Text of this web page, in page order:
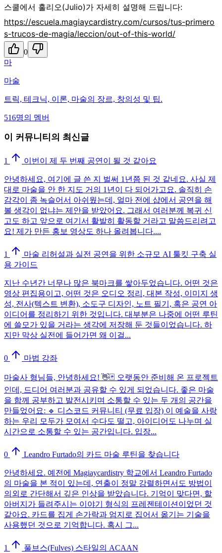
스쿨에서 훌리오(Julio)가 자세히 설명해 드립니다:
https://escuela.magiaycardistry.com/cursos/tus-primero
s-trucos-de-magia/leccion/out-of-this-world/
0
마
마술
트릭, 테크닉, 이론, 마술의 장르, 창의성 및 팁.
516명의 멤버
이 커뮤니티의 최신글
1 이번이 제 두 번째 공연이 될 것 같아요
안녕하세요, 여기에 글 쓴 지 벌써 1년쯤 된 것 같네요. 사실 제
대로 마술을 안 한 지도 거의 1년이 다 되어가고요. 솔직히 손
감각이 좀 녹슬어서 아쉬웠는데, 얼마 전에 샵에서 공연을 해
볼 생각이 없냐는 제안을 받았어요. 그래서 여러분께 복귀 신
고도 하고 앞으로 여기서 활발히 활동할 거라고 말씀드리려고
요! 제가 만든 홍보 영상도 하나 올려봅니다....
1
마술 리허설과 실전 공연을 위한 소규모 AI 툴킷 구축 실
용 가이드
지난 수년간 너무나 많은 북마크를 쌓아두었습니다. 어떤 것은
영상 편집용이고, 어떤 것은 오디오 정리, 대본 작성, 이미지 생
성, 전사(텍스트 변환), 소도구 디자인, 노트 필기, 혹은 공연 아
이디어를 정리하기 위한 것입니다. 대부분은 나중에 어떤 루틴
에 쓸모가 있을 거라는 생각에 저장해 둔 것들이었습니다. 하
지만 막상 실전에 들어가면 왜 이걸...
0 마법 강좌
마술사 형님들, 안녕하세요! 👋🃏 오랫동안 준비해 온 프로젝트
인데, 드디어 여러분과 공유할 수 있게 되었습니다. 좋은 마술
을 함께 공부하고 발전시키며 소통할 수 있는 두 개의 공간을
만들었어요: 🔹 디스코드 커뮤니티 (무료 입장) 이 예술을 사랑
하는 우리 모두가 모여서 수다도 떨고, 아이디어도 나누며 실
시간으로 소통할 수 있는 공간입니다. 입장...
0 Leandro Furtado의 카드 마술 루틴을 찾습니다
안녕하세요. 예전에 Magiaycardistry 학교에서 Leandro Furtado
의 마술을 본 적이 있는데, 연출이 정말 강렬하면서도 방법이
의외로 간단해서 깊은 인상을 받았습니다. 기억이 맞다면, 할
아버지가 들려주시는 이야기 형식의 프레젠테이션이었던 것
같아요. 카드를 집게 손가락과 엄지로 집어서 옮기는 기술을
사용했던 것으로 기억합니다. 혹시 그...
1 풀브스(Fulves) 스타일의 ACAAN